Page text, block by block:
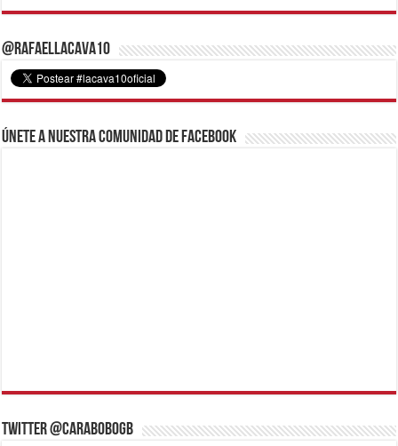
@RafaelLacava10
Únete a nuestra comunidad de Facebook
Twitter @CaraboboGB